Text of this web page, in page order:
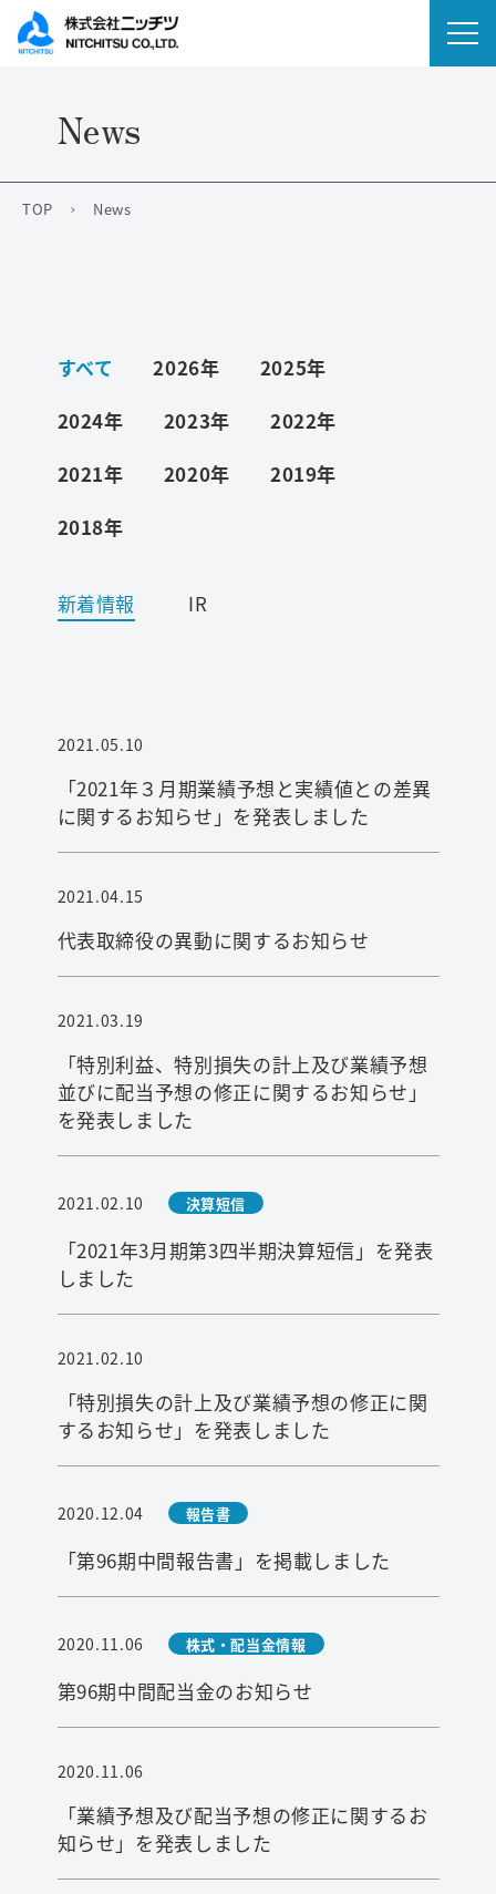
事業内容
サステナビリティ
採用情報
プライバシーポリシー
ご利用条件
TOP News
News
すべて 2026年
2025年
2024年
2023年
2022年
2021年
2020年
2019年
2018年
新着情報 IR
2021.05.10
「2021年３月期業績予想と実績値との差異
に関するお知らせ」を発表しました
2021.04.15
代表取締役の異動に関するお知らせ
2021.03.19
「特別利益、特別損失の計上及び業績予想
並びに配当予想の修正に関するお知らせ」
を発表しました
2021.02.10 決算短信
「2021年3月期第3四半期決算短信」を発表
しました
2021.02.10
「特別損失の計上及び業績予想の修正に関
するお知らせ」を発表しました
2020.12.04 報告書
「第96期中間報告書」を掲載しました
2020.11.06 株式・配当金情報
第96期中間配当金のお知らせ
2020.11.06
「業績予想及び配当予想の修正に関するお
知らせ」を発表しました